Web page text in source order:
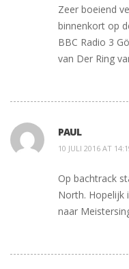
Zeer boeiend
binnenkort op
BBC Radio 3
van Der Ring
PAUL
10 JULI 2016 AT
Op bachtrack
North. Hopelijk
naar